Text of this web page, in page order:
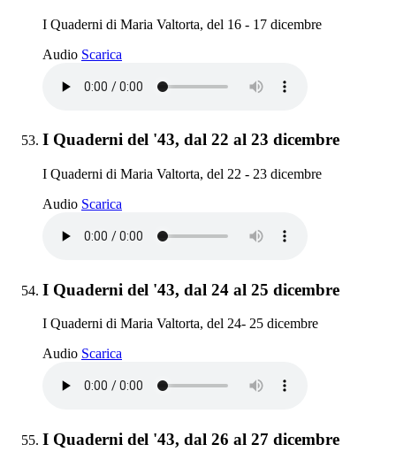
I Quaderni di Maria Valtorta, del 16 - 17 dicembre
Audio Scarica
Elemento 53:
I Quaderni del '43, dal 22 al 23 dicembre
I Quaderni di Maria Valtorta, del 22 - 23 dicembre
Audio Scarica
Elemento 54:
I Quaderni del '43, dal 24 al 25 dicembre
I Quaderni di Maria Valtorta, del 24- 25 dicembre
Audio Scarica
Elemento 55:
I Quaderni del '43, dal 26 al 27 dicembre